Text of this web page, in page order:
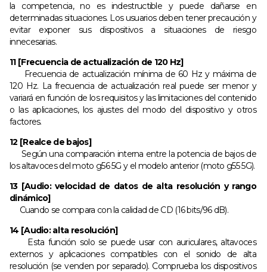
la competencia, no es indestructible y puede dañarse en
determinadas situaciones. Los usuarios deben tener precaución y
evitar exponer sus dispositivos a situaciones de riesgo
innecesarias.
11 [Frecuencia de actualización de 120 Hz]
Frecuencia de actualización mínima de 60 Hz y máxima de
120 Hz. La frecuencia de actualización real puede ser menor y
variará en función de los requisitos y las limitaciones del contenido
o las aplicaciones, los ajustes del modo del dispositivo y otros
factores.
12 [Realce de bajos]
Según una comparación interna entre la potencia de bajos de
los altavoces del moto g56 5G y el modelo anterior (moto g55 5G).
13 [Audio: velocidad de datos de alta resolución y rango
dinámico]
Cuando se compara con la calidad de CD (16 bits/96 dB).
14 [Audio: alta resolución]
Esta función solo se puede usar con auriculares, altavoces
externos y aplicaciones compatibles con el sonido de alta
resolución (se venden por separado). Comprueba los dispositivos